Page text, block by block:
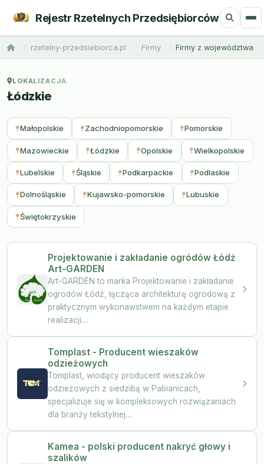
Rejestr Rzetelnych Przedsiębiorców
rzetelny-przedsiebiorca.pl Firmy Firmy z województwa
LOKALIZACJA
Łódzkie
Małopolskie Zachodniopomorskie Pomorskie
Mazowieckie Łódzkie Opolskie Wielkopolskie
Lubelskie Śląskie Podkarpackie Podlaskie
Dolnośląskie Kujawsko-pomorskie Lubuskie
Świętokrzyskie
Projektowanie i zakładanie ogródów Łódź
Art-GARDEN
Art-GARDEN to marka Projektowanie i zakładanie
ogrodów Łódź, łącząca architekturę ogrodową z
praktycznym wykonawstwem na każdym etapie
realizacji....
Tomplast - Producent wieszaków
odzieżowych
Tomplast, wiodący producent wieszaków
odzieżowych z siedzibą w Pabianicach,
specjalizuje się w kompleksowych rozwiązaniach
dla branży tekstylnej....
Kamea - polski producent nakryć głowy i
szalików